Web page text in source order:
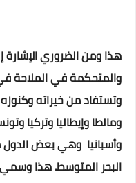
هذا ومن الضروري
والمتحكمة في الملاحة
وتستفاد من خيراته
ومالطا وإيطاليا وتركيا
البحر المتوسط. هذا وسمي